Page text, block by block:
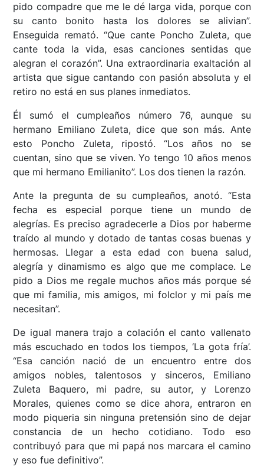
pido compadre que me le dé larga vida, porque con
su canto bonito hasta los dolores se alivian”.
Enseguida remató. “Que cante Poncho Zuleta, que
cante toda la vida, esas canciones sentidas que
alegran el corazón”. Una extraordinaria exaltación al
artista que sigue cantando con pasión absoluta y el
retiro no está en sus planes inmediatos.
Él sumó el cumpleaños número 76, aunque su
hermano Emiliano Zuleta, dice que son más. Ante
esto Poncho Zuleta, ripostó. “Los años no se
cuentan, sino que se viven. Yo tengo 10 años menos
que mi hermano Emilianito”. Los dos tienen la razón.
Ante la pregunta de su cumpleaños, anotó. “Esta
fecha es especial porque tiene un mundo de
alegrías. Es preciso agradecerle a Dios por haberme
traído al mundo y dotado de tantas cosas buenas y
hermosas. Llegar a esta edad con buena salud,
alegría y dinamismo es algo que me complace. Le
pido a Dios me regale muchos años más porque sé
que mi familia, mis amigos, mi folclor y mi país me
necesitan”.
De igual manera trajo a colación el canto vallenato
más escuchado en todos los tiempos, ‘La gota fría’.
“Esa canción nació de un encuentro entre dos
amigos nobles, talentosos y sinceros, Emiliano
Zuleta Baquero, mi padre, su autor, y Lorenzo
Morales, quienes como se dice ahora, entraron en
modo piqueria sin ninguna pretensión sino de dejar
constancia de un hecho cotidiano. Todo eso
contribuyó para que mi papá nos marcara el camino
y eso fue definitivo”.